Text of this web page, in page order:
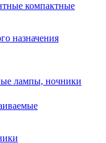
компактные
назначения
лампы, ночники